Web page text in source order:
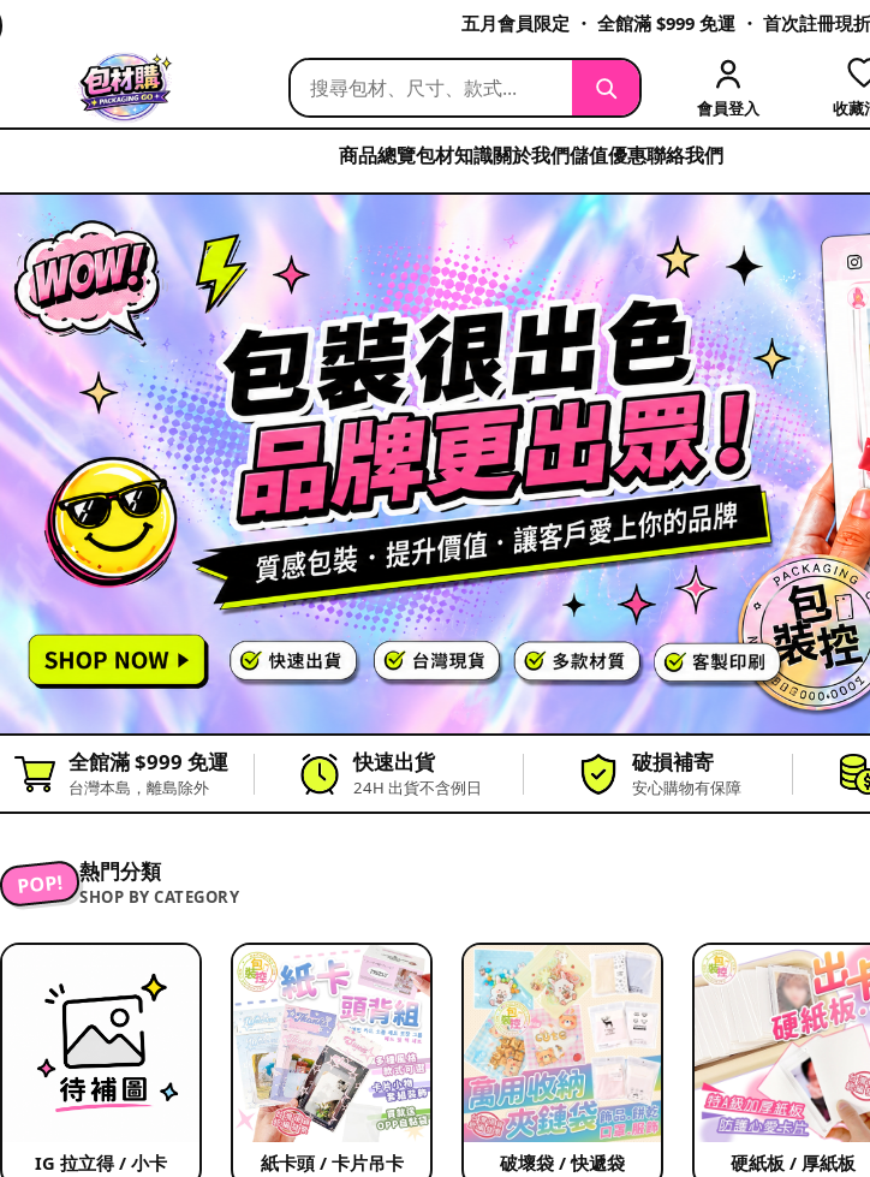
五月會員限定 ・ 全館滿 $999 免運 ・ 首次註冊現
會員登入 收藏
商品總覽包材知識關於我們儲值優惠聯絡我們
全館滿 $999 免運
台灣本島，離島除外
快速出貨
24H 出貨不含例日
破損補寄
安心購物有保障
POP! 熱門分類
SHOP BY CATEGORY
IG 拉立得 / 小卡 紙卡頭 / 卡片吊卡 破壞袋 / 快遞袋 硬紙板 / 厚紙板